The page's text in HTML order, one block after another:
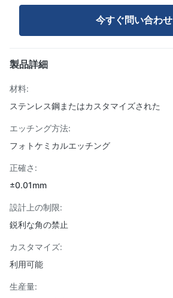
今すぐ問い合わせ
製品詳細
材料:
ステンレス鋼またはカスタマイズされた
エッチング方法:
フォトケミカルエッチング
正確さ:
±0.01mm
設計上の制限:
鋭利な角の禁止
カスタマイズ:
利用可能
生産量: